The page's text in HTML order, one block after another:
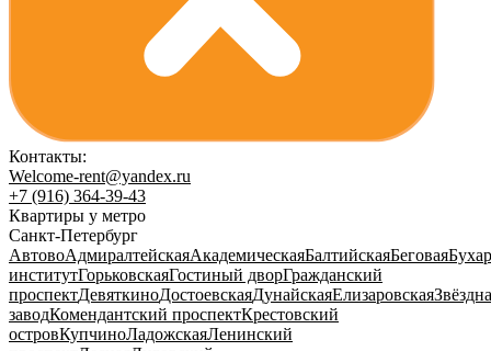
Контакты:
Welcome-rent@yandex.ru
+7 (916) 364-39-43
Квартиры у метро
Санкт-Петербург
АвтовоАдмиралтейскаяАкадемическаяБалтийскаяБеговая
институтГорьковскаяГостиный дворГражданский
проспектДевяткиноДостоевскаяДунайскаяЕлизаровская
заводКомендантский проспектКрестовский
островКупчиноЛадожскаяЛенинский